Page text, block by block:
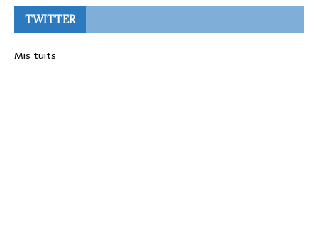
TWITTER
Mis tuits